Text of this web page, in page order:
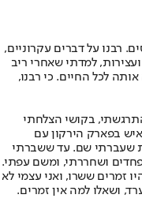
רבנו על דברים עקרוניים,
למדתי שאחרי ריב
לכל החיים. כי רבנו,
בקושי הצלחתי
בקיסריה, או מול 55 אלף איש בפארק הירקון עם
שעברתי שם. עד ששברתי
ושחררתי, ומשם עפתי.
זמרים ששרו, ואני עצמי לא
ושאלו למה אין זמרים.